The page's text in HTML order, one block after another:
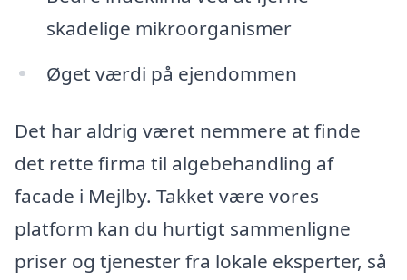
skadelige mikroorganismer
Øget værdi på ejendommen
Det har aldrig været nemmere at finde
det rette firma til algebehandling af
facade i Mejlby. Takket være vores
platform kan du hurtigt sammenligne
priser og tjenester fra lokale eksperter, så